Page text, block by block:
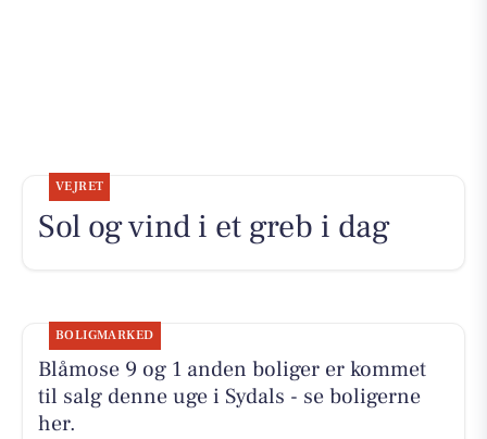
VEJRET
Sol og vind i et greb i dag
BOLIGMARKED
Blåmose 9 og 1 anden boliger er kommet
til salg denne uge i Sydals - se boligerne
her.